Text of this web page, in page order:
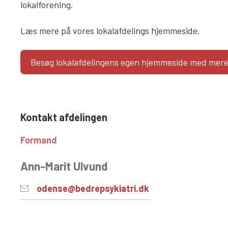
lokalforening.
Læs mere på vores lokalafdelings hjemmeside.
Besøg lokalafdelingens egen hjemmeside med
Kontakt afdelingen
Formand
Ann-Marit Ulvund
odense@bedrepsykiatri.dk